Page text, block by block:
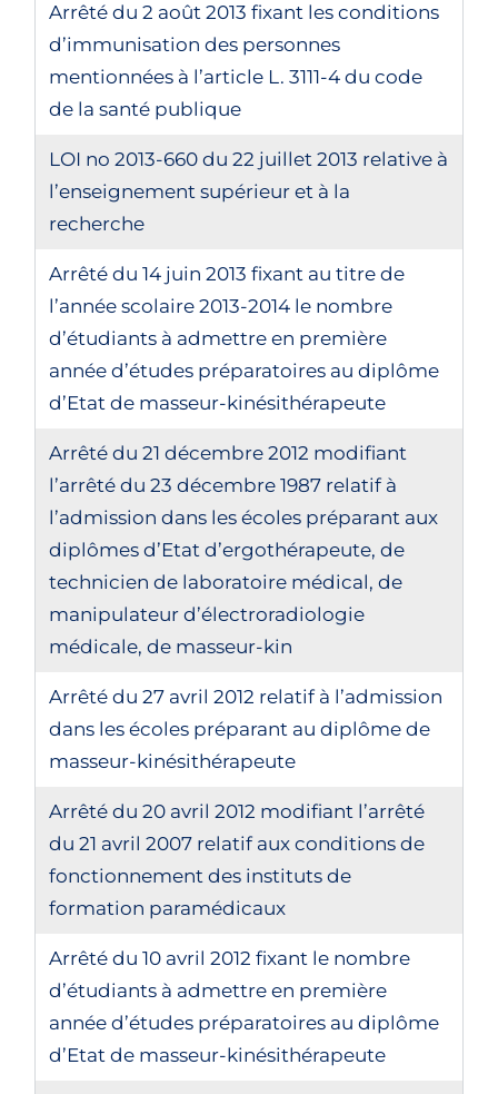
Arrêté du 2 août 2013 fixant les conditions
d’immunisation des personnes
mentionnées à l’article L. 3111-4 du code
de la santé publique
LOI no 2013-660 du 22 juillet 2013 relative à
l’enseignement supérieur et à la
recherche
Arrêté du 14 juin 2013 fixant au titre de
l’année scolaire 2013-2014 le nombre
d’étudiants à admettre en première
année d’études préparatoires au diplôme
d’Etat de masseur-kinésithérapeute
Arrêté du 21 décembre 2012 modifiant
l’arrêté du 23 décembre 1987 relatif à
l’admission dans les écoles préparant aux
diplômes d’Etat d’ergothérapeute, de
technicien de laboratoire médical, de
manipulateur d’électroradiologie
médicale, de masseur-kin
Arrêté du 27 avril 2012 relatif à l’admission
dans les écoles préparant au diplôme de
masseur-kinésithérapeute
Arrêté du 20 avril 2012 modifiant l’arrêté
du 21 avril 2007 relatif aux conditions de
fonctionnement des instituts de
formation paramédicaux
Arrêté du 10 avril 2012 fixant le nombre
d’étudiants à admettre en première
année d’études préparatoires au diplôme
d’Etat de masseur-kinésithérapeute